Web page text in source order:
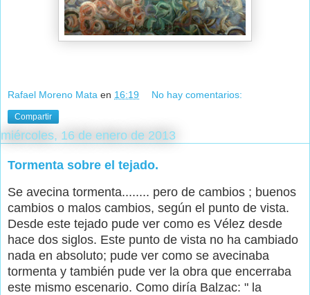
Rafael Moreno Mata en 16:19 No hay comentarios:
Compartir
miércoles, 16 de enero de 2013
Tormenta sobre el tejado.
Se avecina tormenta........ pero de cambios ; buenos
cambios o malos cambios, según el punto de vista.
Desde este tejado pude ver como es Vélez desde
hace dos siglos. Este punto de vista no ha cambiado
nada en absoluto; pude ver como se avecinaba
tormenta y también pude ver la obra que encerraba
este mismo escenario. Como diría Balzac: " la